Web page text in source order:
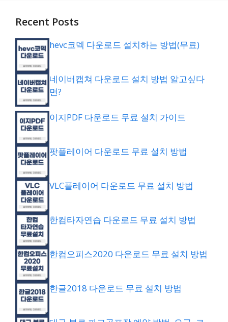
Recent Posts
hevc코덱 다운로드 설치하는 방법(무료)
네이버캡쳐 다운로드 설치 방법 알고싶다
면?
이지PDF 다운로드 무료 설치 가이드
팟플레이어 다운로드 무료 설치 방법
VLC플레이어 다운로드 무료 설치 방법
한컴타자연습 다운로드 무료 설치 방법
한컴오피스2020 다운로드 무료 설치 방법
한글2018 다운로드 무료 설치 방법